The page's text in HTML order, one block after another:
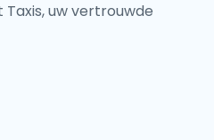
uw vertrouwde